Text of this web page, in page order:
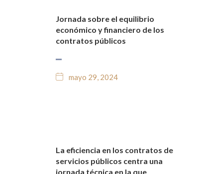
NOTICIAS Y BLOG JURÍDICO
Jornada sobre el equilibrio
económico y financiero de los
contratos públicos
mayo 29, 2024
NOTICIAS Y BLOG JURÍDICO
La eficiencia en los contratos de
servicios públicos centra una
jornada técnica en la que